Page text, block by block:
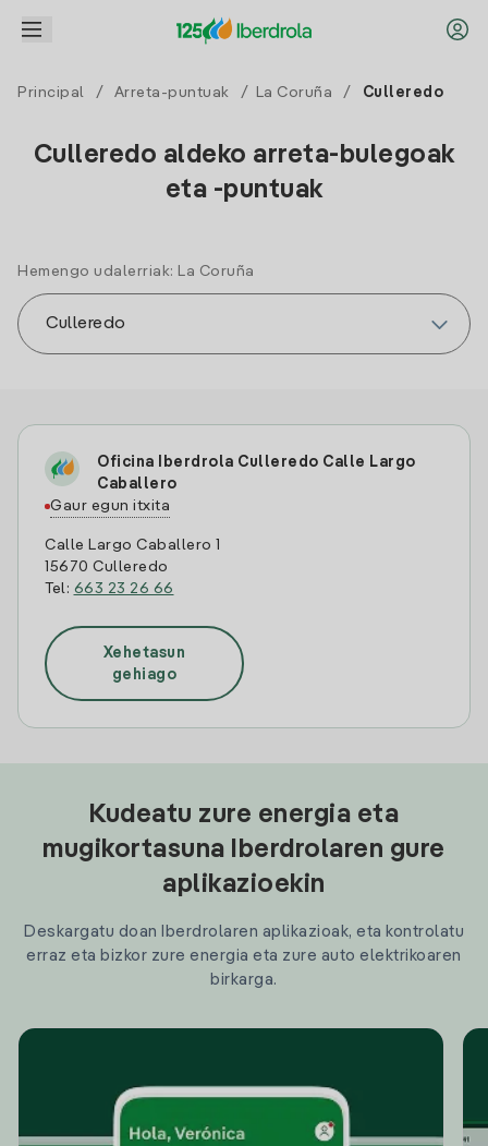
Principal / Arreta-puntuak / La Coruña / Culleredo
Culleredo aldeko arreta-bulegoak
eta -puntuak
Hemengo udalerriak: La Coruña
Oficina Iberdrola Culleredo Calle Largo
Caballero
Gaur egun itxita
Calle Largo Caballero 1
15670 Culleredo
Tel: 663 23 26 66
Xehetasun
gehiago
Kudeatu zure energia eta
mugikortasuna Iberdrolaren gure
aplikazioekin
Deskargatu doan Iberdrolaren aplikazioak, eta kontrolatu
erraz eta bizkor zure energia eta zure auto elektrikoaren
birkarga.